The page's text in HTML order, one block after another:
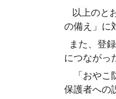
以上のと
の備え」に
また、登
につながっ
「おやこ
保護者への